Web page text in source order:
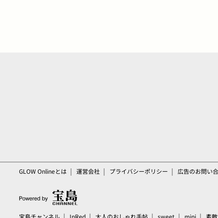
GLOW Onlineとは 運営会社 プライバシーポリシー 広告のお問い